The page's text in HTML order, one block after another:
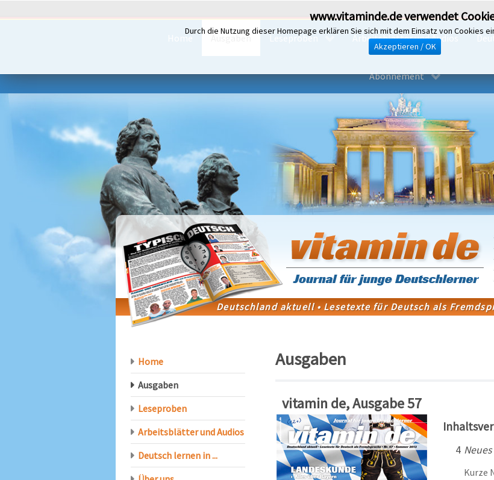
Ausgaben Leseproben Arbeitsblätter und Audios
Abonnement
Home
Ausgaben
Leseproben
Arbeitsblätter und Audios
Deutsch lernen in ...
Ausgaben
vitamin de, Ausgabe 57
4
Kurze
www.vitaminde.de verwendet
Durch die Nutzung dieser Homepage erklären Sie sich mit dem Einsatz von Cookies
Akzeptieren / OK